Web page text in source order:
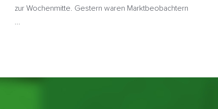
zur Wochenmitte. Gestern waren Marktbeobachtern
...